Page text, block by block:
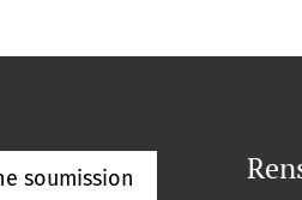
soumission